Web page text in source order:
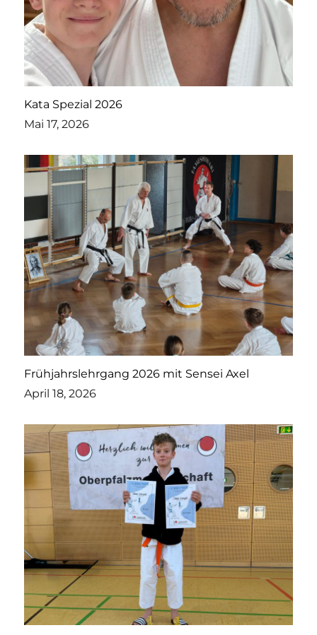
Kata Spezial 2026
Mai 17, 2026
Frühjahrslehrgang 2026 mit Sensei Axel
April 18, 2026